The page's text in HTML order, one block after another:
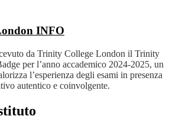
INFO
da Trinity College London il Trinity
per l’anno accademico 2024-2025, un
l’esperienza degli esami in presenza
autentico e coinvolgente.